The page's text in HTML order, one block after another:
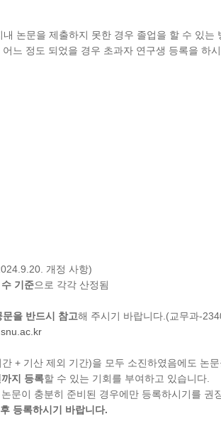
논문을 제출하지 못한 경우 졸업을 할 수 있는
느 정도 되었을 경우 초과자 연구생 등록을 하
개정 사항)
기준으로 각각 산정됨
문을 반드시 참고해 주시기 바랍니다.(교무과-
+ 기산 제외 기간)을 모두 소진하였음에도 논
지 등록할 수 있는 기회를 부여하고 있습니다.
문이 충분히 준비된 경우에만 등록하시기를 권
등록하시기 바랍니다.